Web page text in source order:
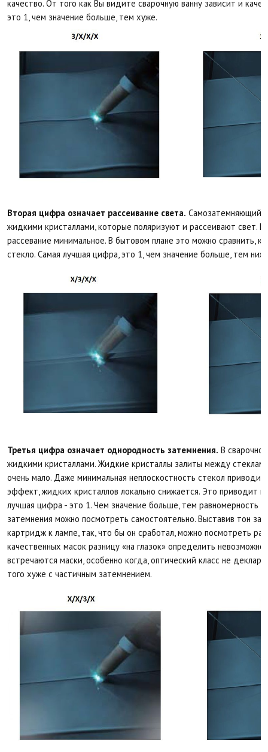
качество. От того как Вы видите сварочную ванну зависит и
это 1, чем значение больше, тем хуже.
Вторая цифра означает рассеивание света.
жидкими кристаллами, которые поляризуют и рассеивают свет.
рассевание минимальное. В бытовом плане это можно сравнить,
стекло. Самая лучшая цифра, это 1, чем значение больше, тем
Третья цифра означает однородность затемнения. В
жидкими кристаллами. Жидкие кристаллы залиты между
очень мало. Даже минимальная неплоскостность стекол
эффект, жидких кристаллов локально снижается. Это приводит
лучшая цифра - это 1. Чем значение больше, тем равномерность
затемнения можно посмотреть самостоятельно. Выставив тон
картридж к лампе, так, что бы он сработал, можно посмотреть
качественных масок разницу «на глазок» определить
встречаются маски, особенно когда, оптический класс не
того хуже с частичным затемнением.